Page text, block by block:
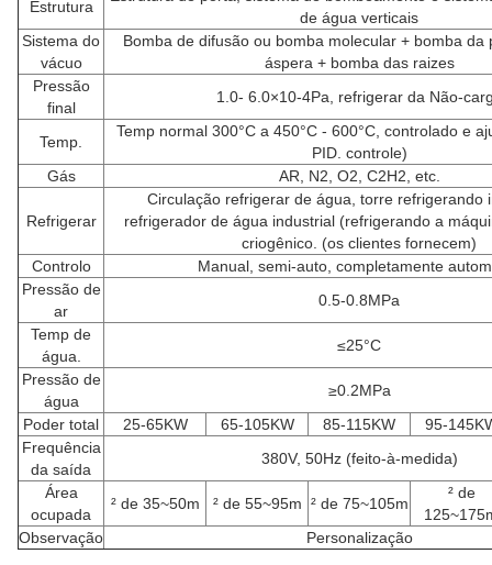
Estrutura
de água verticais
Sistema do
vácuo
Bomba de difusão ou bomba molecular + bomba da
áspera + bomba das raizes
Pressão
final
1.0- 6.0×10-4Pa, refrigerar da Não-
Temp.
Temp normal 300°C a 450°C - 600°C, controlado e
PID. controle)
Gás
AR, N2, O2, C2H2, etc.
Refrigerar
Circulação refrigerar de água, torre refrigerando
refrigerador de água industrial (refrigerando a
criogênico. (os clientes fornecem)
Controlo
Manual, semi-auto, completamente
Pressão de
ar
0.5-0.8MPa
Temp de
água.
≤25°C
Pressão de
água
≥0.2MPa
Poder total
25-65KW 65-105KW 85-115KW
95-
Frequência
da saída
380V, 50Hz (feito-à-medida)
Área
ocupada
² de 35~50m ² de 55~95m ² de 75~105m
² de
Observação
Personalização